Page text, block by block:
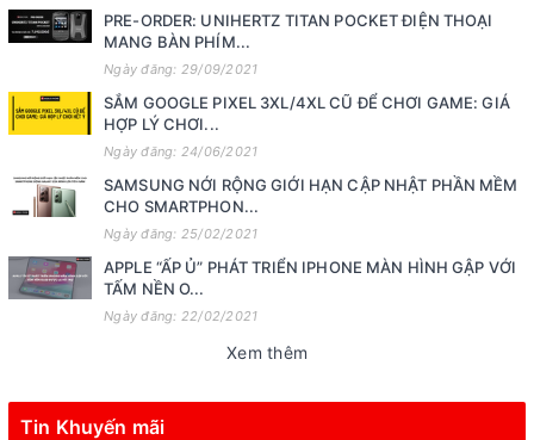
PRE-ORDER: UNIHERTZ TITAN POCKET ĐIỆN THOẠI
MANG BÀN PHÍM...
Ngày đăng: 29/09/2021
SẮM GOOGLE PIXEL 3XL/4XL CŨ ĐỂ CHƠI GAME: GIÁ
HỢP LÝ CHƠI...
Ngày đăng: 24/06/2021
SAMSUNG NỚI RỘNG GIỚI HẠN CẬP NHẬT PHẦN MỀM
CHO SMARTPHON...
Ngày đăng: 25/02/2021
APPLE “ẤP Ủ” PHÁT TRIỂN IPHONE MÀN HÌNH GẬP VỚI
TẤM NỀN O...
Ngày đăng: 22/02/2021
Xem thêm
Tin Khuyến mãi